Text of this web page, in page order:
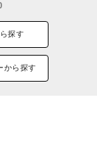
探す
から探す